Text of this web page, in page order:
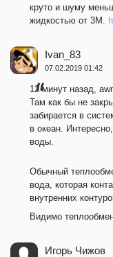
круто и шуму
жидкостью от 3M.
Ivan_83
07.02.2019 01:42
12 минут назад,
Там как бы не
забирается в
в океан.
воды.
Обычный
вода, которая
внутренних
Видимо
Игорь Чижов